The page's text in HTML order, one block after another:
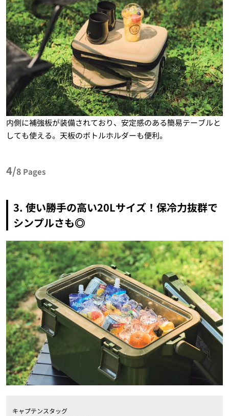
内側に補強板が装備されており、安定感のある簡易テーブルと
しても使える。天板のボトルホルダーも便利。
4/8 Pages
3. 使い勝手の高い20Lサイズ！保冷力抜群で
シンプルさも◎
キャプテンスタッグ